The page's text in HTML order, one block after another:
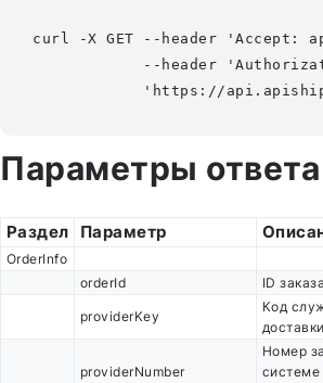
curl -X GET --header 'Accept:
--header
Параметры ответа
Раздел Параметр
OrderInfo
orderId
ID заказа
providerKey
Код
доставки
providerNumber
Номер